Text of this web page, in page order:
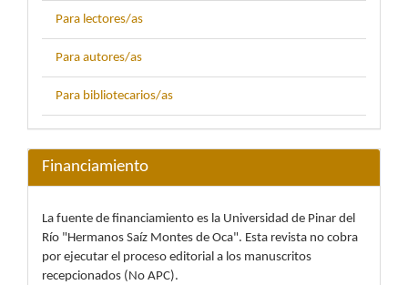
Para lectores/as
Para autores/as
Para bibliotecarios/as
Financiamiento
La fuente de financiamiento es la Universidad de Pinar del
Río "Hermanos Saíz Montes de Oca". Esta revista no cobra
por ejecutar el proceso editorial a los manuscritos
recepcionados (No APC).